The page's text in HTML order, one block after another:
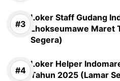
Loker Staff Gudang
Lhokseumawe Maret
Segera)
Loker Helper
Tahun 2025 (Lamar